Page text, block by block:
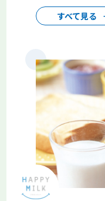
核兵器不拡散条約（NPT
コープデリグループから
すべて見る